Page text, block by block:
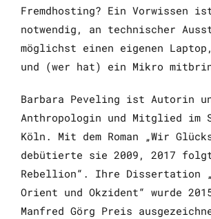
Fremdhosting? Ein Vorwissen
notwendig, an technischer
möglichst einen eigenen Laptop,
und (wer hat) ein Mikro
Barbara Peveling ist Autorin
Anthropologin und Mitglied im
Köln. Mit dem Roman „Wir
debütierte sie 2009, 2017
Rebellion“. Ihre Dissertation
Orient und Okzident“ wurde
Manfred Görg Preis